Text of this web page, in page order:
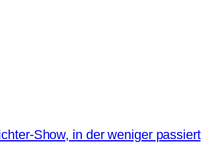
Show, in der weniger passiert